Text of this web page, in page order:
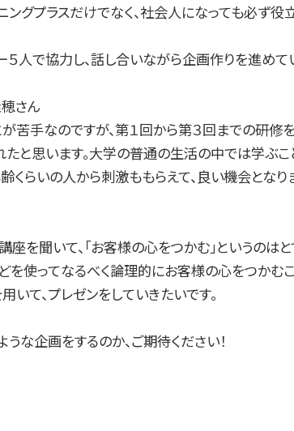
グプラスだけでなく、社会人になっても必ず役
人で協力し、話し合いながら企画作りを進めて
さん
苦手なのですが、第１回から第３回までの研修
と思います。大学の普通の生活の中では学ぶ
くらいの人から刺激ももらえて、良い機会となり
聞いて、「お客様の心をつかむ」というのは
を使ってなるべく論理的にお客様の心をつか
いて、プレゼンをしていきたいです。
な企画をするのか、ご期待ください！